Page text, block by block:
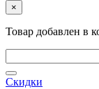
×
Товар добавлен в
Скидки